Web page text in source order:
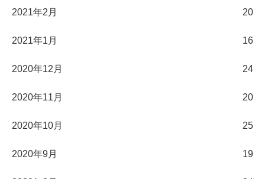
2021年2月 20
2021年1月 16
2020年12月 24
2020年11月 20
2020年10月 25
2020年9月 19